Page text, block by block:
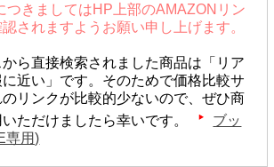
つきましてはHP上部のAMAZONリン
されますようお願い申し上げます。
ら直接検索されました商品は「リア
近い」です。そのためで価格比較サ
リンクが比較的少ないので、ぜひ商
ただけましたら幸いです。
ブッ
専用)